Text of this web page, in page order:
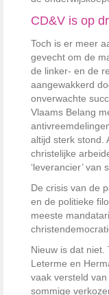
CD&V is op
Toch is er meer
gevecht om de
de linker- en de
aangewakkerd
onverwachte
Vlaams Belang
altijd sterk stond.
christelijke
‘leverancier’ van
De crisis van de
en de politieke
meeste
Nieuw is dat niet.
Leterme en
vaak versteld
sommige